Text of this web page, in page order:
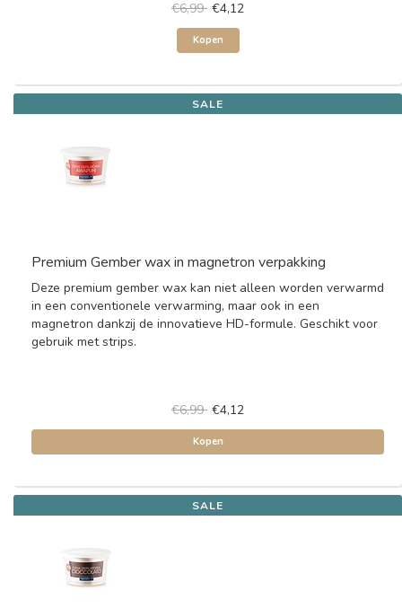
€6,99 €4,12
Kopen
SALE
Premium Gember wax in magnetron verpakking
Deze premium gember wax kan niet alleen worden verwarmd
in een conventionele verwarming, maar ook in een
magnetron dankzij de innovatieve HD-formule. Geschikt voor
gebruik met strips.
€6,99 €4,12
Kopen
SALE